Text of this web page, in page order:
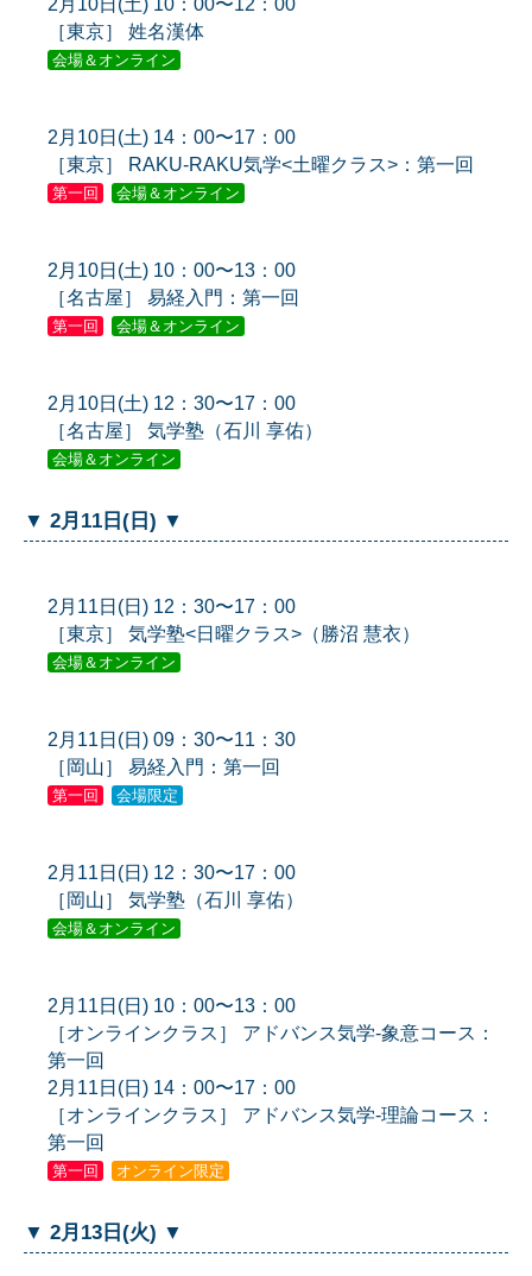
2月10日(土) 10：00〜12：00
［東京］ 姓名漢体
会場＆オンライン
2月10日(土) 14：00〜17：00
［東京］ RAKU-RAKU気学<土曜クラス>：第一回
第一回 会場＆オンライン
2月10日(土) 10：00〜13：00
［名古屋］ 易経入門：第一回
第一回 会場＆オンライン
2月10日(土) 12：30〜17：00
［名古屋］ 気学塾（石川 享佑）
会場＆オンライン
▼ 2月11日(日) ▼
2月11日(日) 12：30〜17：00
［東京］ 気学塾<日曜クラス>（勝沼 慧衣）
会場＆オンライン
2月11日(日) 09：30〜11：30
［岡山］ 易経入門：第一回
第一回 会場限定
2月11日(日) 12：30〜17：00
［岡山］ 気学塾（石川 享佑）
会場＆オンライン
2月11日(日) 10：00〜13：00
［オンラインクラス］ アドバンス気学-象意コース：
第一回
2月11日(日) 14：00〜17：00
［オンラインクラス］ アドバンス気学-理論コース：
第一回
第一回 オンライン限定
▼ 2月13日(火) ▼